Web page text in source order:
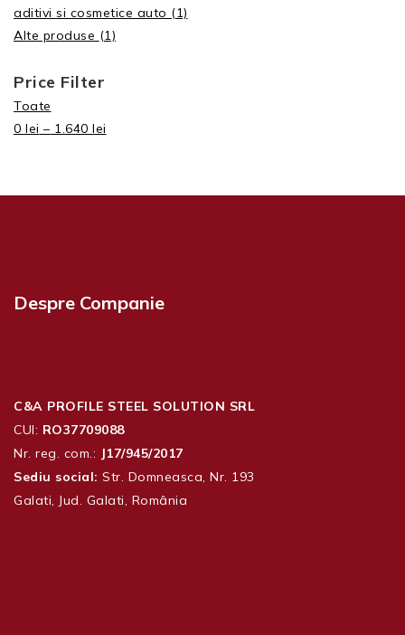
aditivi si cosmetice auto (1)
Alte produse (1)
Price Filter
Toate
0 lei – 1.640 lei
Despre Companie
C&A PROFILE STEEL SOLUTION SRL
CUI: RO37709088
Nr. reg. com.: J17/945/2017
Sediu social: Str. Domneasca, Nr. 193
Galati, Jud. Galati, România